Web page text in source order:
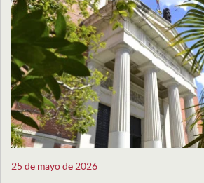
25 de mayo de 2026